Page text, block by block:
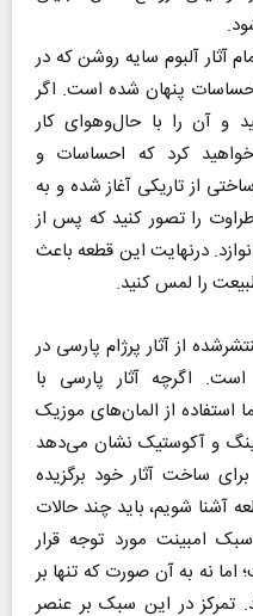
آثار آلبوم سایه روشن که در
پنهان شده است. اگر
و آن را با حال‌وهوای کار
کرد که احساسات و
از تاریکی آغاز شده و به
را تصور کنید که پس از
درنهایت این قطعه باعث
را لمس کنید.
از آثار پرژام پارسی در
اگرچه آثار پارسی با
استفاده از المان‌های موزیک
و آکوستیک نشان می‌دهد
ساخت آثار خود برگزیده
آشنا شویم، باید چند حالات
امبینت مورد توجه قرار
اما نه به آن صورت که تنها بر
در این سبک بر عنصر